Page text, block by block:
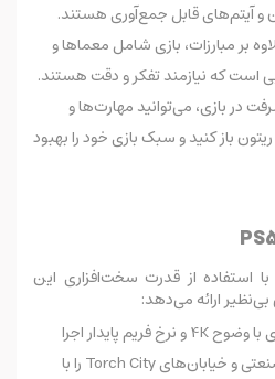
و آیتم‌های قابل جمع‌آوری هستند.
بر مبارزات، بازی شامل معماها و
که نیازمند تفکر و دقت هستند.
در بازی، می‌توانید مهارت‌ها و
باز کنید و سبک بازی خود را بهبود
با استفاده از قدرت سخت‌افزاری این
ارائه می‌دهد:
بازی با وضوح 4K و نرخ فریم پایدار اجرا
می‌شود که محیط‌های صنعتی و خیابان‌های Torch City را با